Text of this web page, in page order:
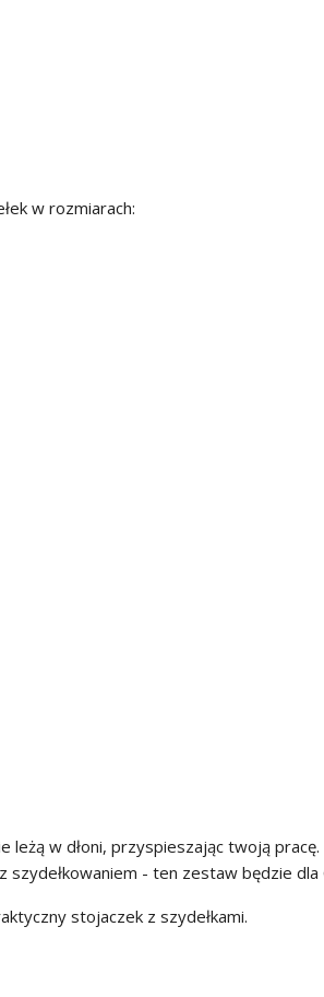
w rozmiarach:
leżą w dłoni, przyspieszając twoją
- ten zestaw będzie dla
stojaczek z szydełkami.